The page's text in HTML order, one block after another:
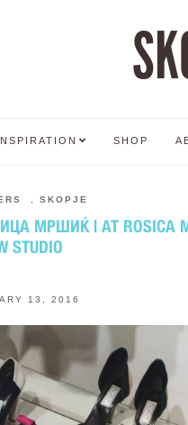
SHOP
SKOPJE
МРШИЌ | AT ROSICA
STUDIO
13, 2016